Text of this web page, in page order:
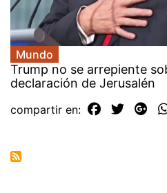
Mundo
Trump no se arrepiente
declaración de Jerusalén
compartir en: